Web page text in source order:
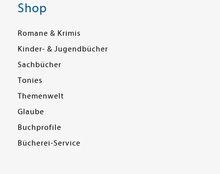
Shop
Romane & Krimis
Kinder- & Jugendbücher
Sachbücher
Tonies
Themenwelt
Glaube
Buchprofile
Bücherei-Service